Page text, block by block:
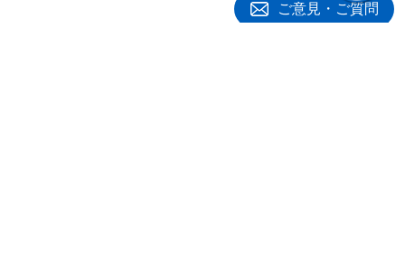
馬奈木 俊介 （まなぎ しゅんすけ）
ご意見・ご質問